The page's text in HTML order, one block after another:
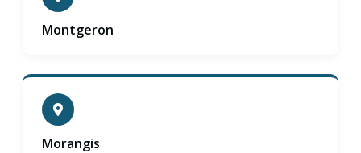
Montgeron
Morangis